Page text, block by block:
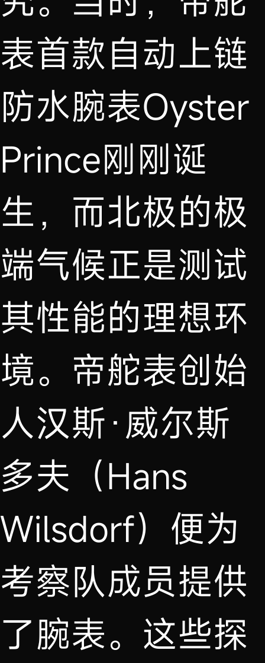
表首款自动上链
防水腕表Oyster
Prince刚刚诞
生，而北极的极
端气候正是测试
其性能的理想环
境。帝舵表创始
人汉斯·威尔斯
多夫（Hans
Wilsdorf）便为
考察队成员提供
了腕表。这些探